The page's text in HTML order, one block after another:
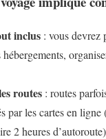
inclus : vous devrez
routes : routes
par les cartes en
2 heures